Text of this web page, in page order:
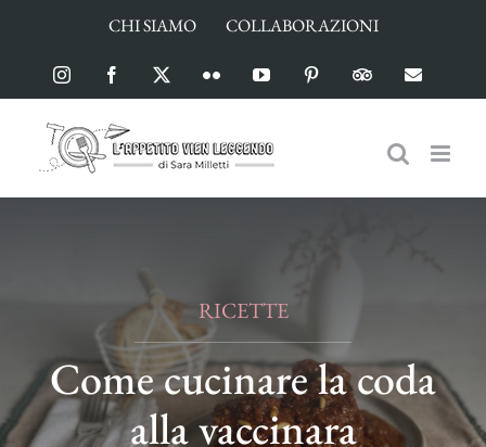
contenuto
CHI SIAMO COLLABORAZIONI
InstagramFacebook Flickr YouTube PinterestTripAdvisor
Email
RICETTE
Come cucinare la coda
alla vaccinara